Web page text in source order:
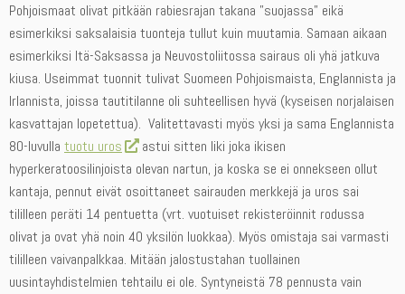
Pohjoismaat olivat pitkään rabiesrajan takana ”suojassa” eikä
esimerkiksi saksalaisia tuonteja tullut kuin muutamia. Samaan aikaan
esimerkiksi Itä-Saksassa ja Neuvostoliitossa sairaus oli yhä jatkuva
kiusa. Useimmat tuonnit tulivat Suomeen Pohjoismaista, Englannista ja
Irlannista, joissa tautitilanne oli suhteellisen hyvä (kyseisen norjalaisen
kasvattajan lopetettua). Valitettavasti myös yksi ja sama Englannista
80-luvulla tuotu uros
astui sitten liki joka ikisen
hyperkeratoosilinjoista olevan nartun, ja koska se ei onnekseen ollut
kantaja, pennut eivät osoittaneet sairauden merkkejä ja uros sai
tililleen peräti 14 pentuetta (vrt. vuotuiset rekisteröinnit rodussa
olivat ja ovat yhä noin 40 yksilön luokkaa). Myös omistaja sai varmasti
tililleen vaivanpalkkaa. Mitään jalostustahan tuollainen
uusintayhdistelmien tehtailu ei ole. Syntyneistä 78 pennusta vain